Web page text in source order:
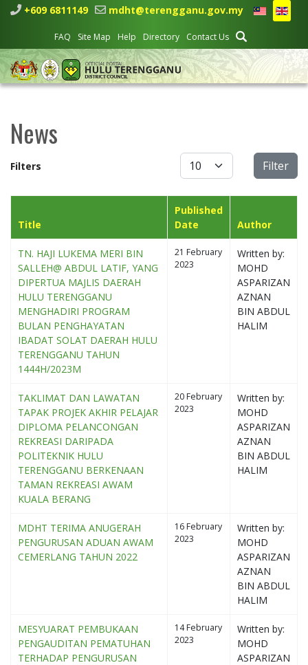
+609 6811149 mdht@terengganu.gov.my
FAQ Site Map Help Directory Contact Us
News
Filters Display # Filter
Title
Published
Date
Author
TN. HAJI LUKEMA MERI BIN
SALLEH@ ABDUL LATIF, YANG
DIPERTUA MAJLIS DAERAH
HULU TERENGGANU
MENGHADIRI PROGRAM
BULAN PENGHAYATAN
IBADAT SOLAT DAERAH HULU
TERENGGANU TAHUN
1444H/2023M
21 February
2023
Written by:
MOHD
ASPARIZAN
AZNAN
BIN ABDUL
HALIM
TAKLIMAT DAN LAWATAN
TAPAK PROJEK AKHIR PELAJAR
DIPLOMA PELANCONGAN
REKREASI DARIPADA
POLITEKNIK HULU
TERENGGANU BERKENAAN
TAMAN REKREASI AWAM
KUALA BERANG
20 February
2023
Written by:
MOHD
ASPARIZAN
AZNAN
BIN ABDUL
HALIM
MDHT TERIMA ANUGERAH
PENGURUSAN ADUAN AWAM
CEMERLANG TAHUN 2022
16 February
2023
Written by:
MOHD
ASPARIZAN
AZNAN
BIN ABDUL
HALIM
MESYUARAT PEMBUKAAN
PENGAUDITAN PEMATUHAN
TERHADAP PENGURUSAN
14 February
2023
Written by:
MOHD
ASPARIZAN